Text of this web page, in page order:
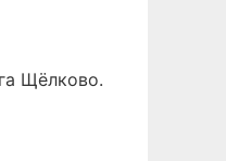
Щёлково.